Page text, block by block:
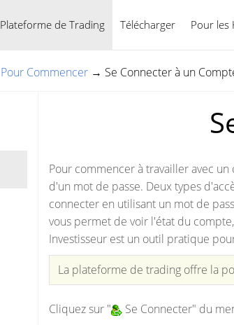
Plateforme de Trading Télécharger Pour les
Pour Commencer → Se Connecter à un
Pour commencer à travailler avec
d'un mot de passe. Deux types
connecter en utilisant un mot de
vous permet de voir l'état du
Investisseur est un outil pratique
La plateforme de trading offre la
Cliquez sur " Se Connecter" du